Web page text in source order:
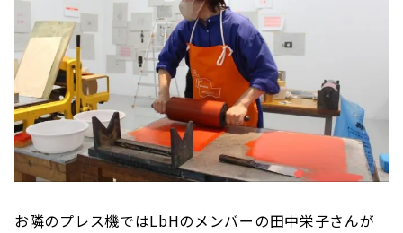
お隣のプレス機ではLbHのメンバーの田中栄子さんが